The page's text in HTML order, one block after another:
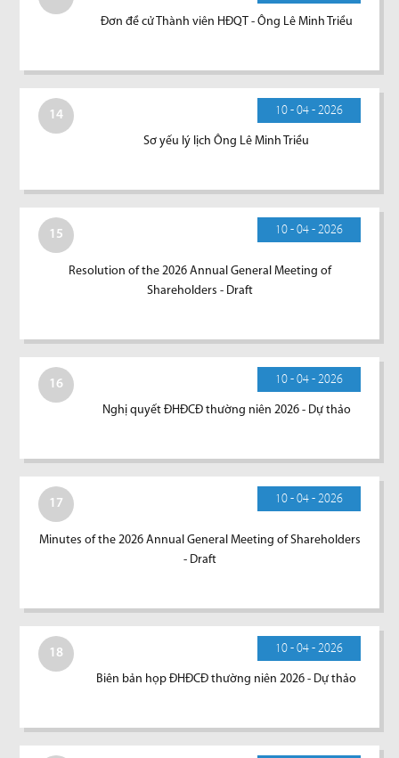
Đơn đề cử Thành viên HĐQT - Ông Lê Minh Triều
14 10 - 04 - 2026
Sơ yếu lý lịch Ông Lê Minh Triều
15 10 - 04 - 2026
Resolution of the 2026 Annual General Meeting of
Shareholders - Draft
16 10 - 04 - 2026
Nghị quyết ĐHĐCĐ thường niên 2026 - Dự thảo
17 10 - 04 - 2026
Minutes of the 2026 Annual General Meeting of Shareholders
- Draft
18 10 - 04 - 2026
Biên bản họp ĐHĐCĐ thường niên 2026 - Dự thảo